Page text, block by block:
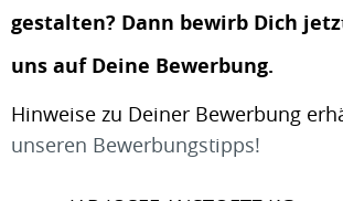
gestalten? Dann bewirb Dich
uns auf Deine Bewerbung.
Hinweise zu Deiner Bewerbung
unseren Bewerbungstipps!